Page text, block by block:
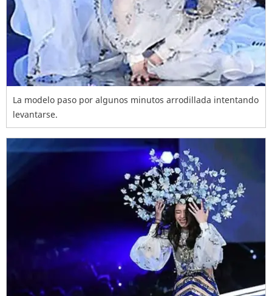
La modelo paso por algunos minutos arrodillada intentando
levantarse.